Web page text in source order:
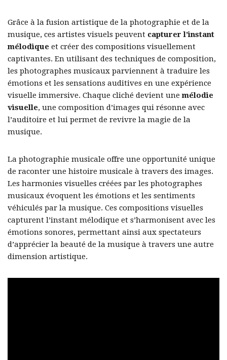
Grâce à la fusion artistique de la photographie et de la
musique, ces artistes visuels peuvent capturer l’instant
mélodique et créer des compositions visuellement
captivantes. En utilisant des techniques de composition,
les photographes musicaux parviennent à traduire les
émotions et les sensations auditives en une expérience
visuelle immersive. Chaque cliché devient unemélodie
visuelle, une composition d’images qui résonne avec
l’auditoire et lui permet de revivre la magie de la
musique.
La photographie musicale offre une opportunité unique
de raconter une histoire musicale à travers des images.
Les harmonies visuelles créées par les photographes
musicaux évoquent les émotions et les sentiments
véhiculés par la musique. Ces compositions visuelles
capturent l’instant mélodique et s’harmonisent avec les
émotions sonores, permettant ainsi aux spectateurs
d’apprécier la beauté de la musique à travers une autre
dimension artistique.